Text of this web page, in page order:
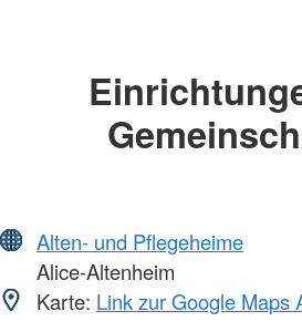
Alten- und Pflegeheime
Alice-Altenheim
Karte: Link zur Google Maps